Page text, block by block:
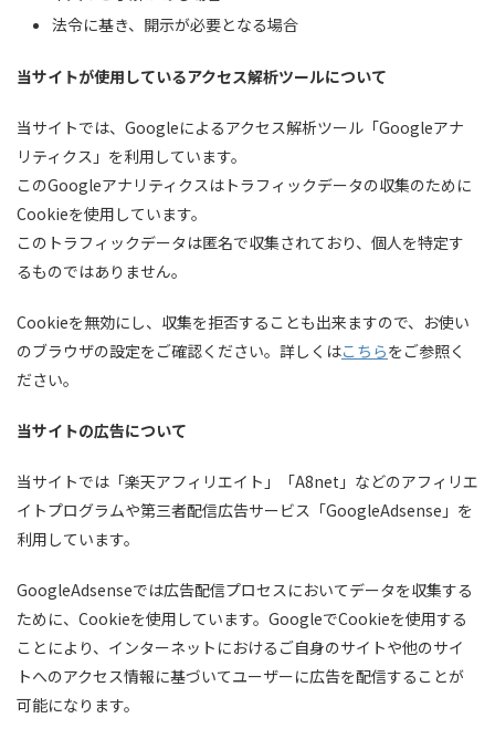
法令に基き、開示が必要となる場合
当サイトが使用しているアクセス解析ツールについて
当サイトでは、Googleによるアクセス解析ツール「Googleアナ
リティクス」を利用しています。
このGoogleアナリティクスはトラフィックデータの収集のために
Cookieを使用しています。
このトラフィックデータは匿名で収集されており、個人を特定す
るものではありません。
Cookieを無効にし、収集を拒否することも出来ますので、お使い
のブラウザの設定をご確認ください。詳しくはこちらをご参照く
ださい。
当サイトの広告について
当サイトでは「楽天アフィリエイト」「A8net」などのアフィリエ
イトプログラムや第三者配信広告サービス「GoogleAdsense」を
利用しています。
GoogleAdsenseでは広告配信プロセスにおいてデータを収集する
ために、Cookieを使用しています。GoogleでCookieを使用する
ことにより、インターネットにおけるご自身のサイトや他のサイ
トへのアクセス情報に基づいてユーザーに広告を配信することが
可能になります。